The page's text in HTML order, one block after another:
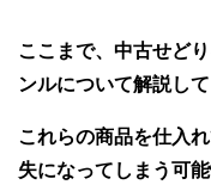
ここまで、中古せど
ンルについて解説して
これらの商品を仕入
失になってしまう可